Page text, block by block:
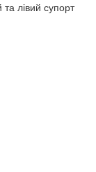
лівий супорт